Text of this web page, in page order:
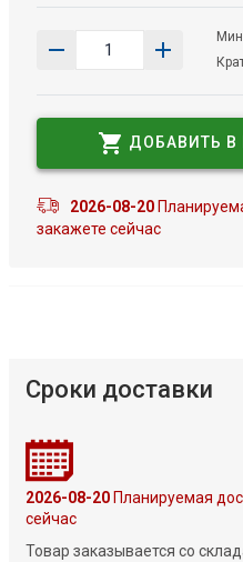
ДОБАВИТЬ В
2026-08-20
закажете сейчас
Сроки доставки
2026-08-20Планируемая
сейчас
Товар заказывается со